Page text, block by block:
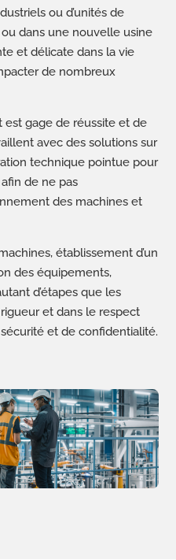
ou d’unités de
dans une nouvelle usine
et délicate dans la vie
de nombreux
est gage de réussite et de
avec des solutions sur
technique pointue pour
de ne pas
des machines et
établissement d’un
des équipements,
d’étapes que les
et dans le respect
et de confidentialité.